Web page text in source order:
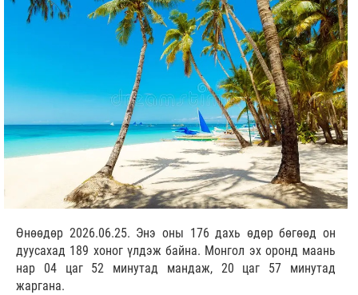
Өнөөдөр 2026.06.25. Энэ оны 176 дахь өдөр бөгөөд он
дуусахад 189 хоног үлдэж байна. Монгол эх оронд маань
нар 04 цаг 52 минутад мандаж, 20 цаг 57 минутад
жаргана.